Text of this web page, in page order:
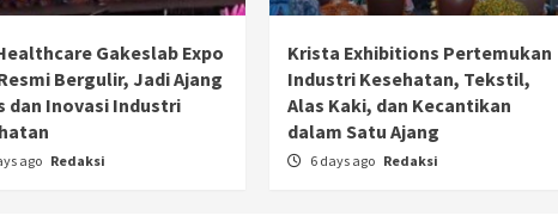
Gakeslab Expo
Bergulir, Jadi Ajang
dan Inovasi Industri
ago Redaksi
Krista Exhibitions Pertemukan
Industri Kesehatan, Tekstil,
Alas Kaki, dan Kecantikan
dalam Satu Ajang
6 days ago Redaksi
Ducati Collezione 100 Debut di
Mugello, Usung 10 Desain Bersejarah